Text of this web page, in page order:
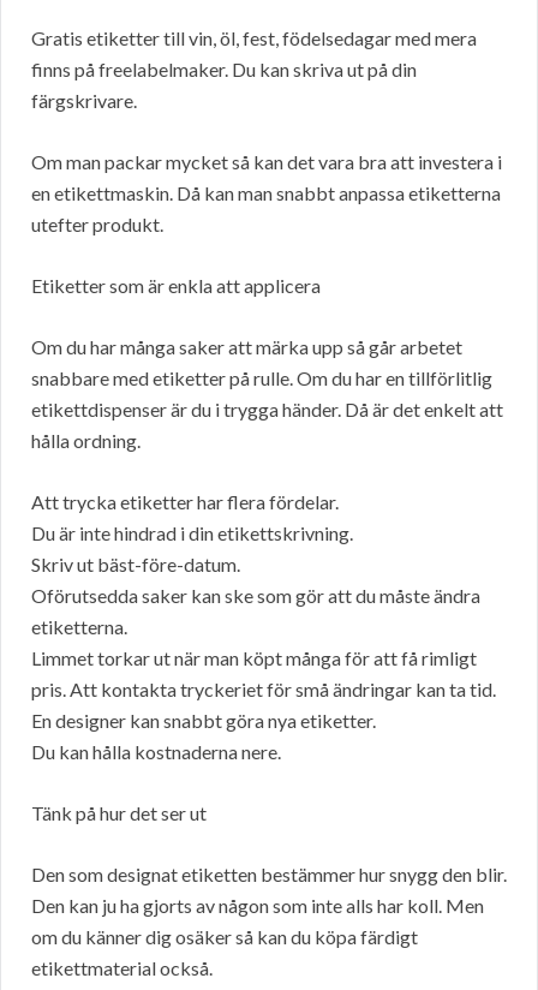
Gratis etiketter till vin, öl, fest, födelsedagar med mera
finns på freelabelmaker. Du kan skriva ut på din
färgskrivare.
Om man packar mycket så kan det vara bra att investera i
en etikettmaskin. Då kan man snabbt anpassa etiketterna
utefter produkt.
Etiketter som är enkla att applicera
Om du har många saker att märka upp så går arbetet
snabbare med etiketter på rulle. Om du har en tillförlitlig
etikettdispenser är du i trygga händer. Då är det enkelt att
hålla ordning.
Att trycka etiketter har flera fördelar.
Du är inte hindrad i din etikettskrivning.
Skriv ut bäst-före-datum.
Oförutsedda saker kan ske som gör att du måste ändra
etiketterna.
Limmet torkar ut när man köpt många för att få rimligt
pris. Att kontakta tryckeriet för små ändringar kan ta tid.
En designer kan snabbt göra nya etiketter.
Du kan hålla kostnaderna nere.
Tänk på hur det ser ut
Den som designat etiketten bestämmer hur snygg den blir.
Den kan ju ha gjorts av någon som inte alls har koll. Men
om du känner dig osäker så kan du köpa färdigt
etikettmaterial också.